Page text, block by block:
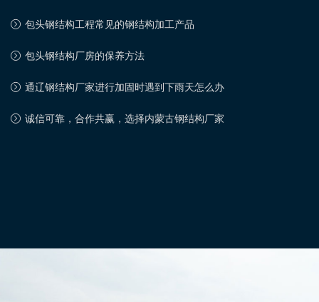
包头钢结构工程常见的钢结构加工产品
包头钢结构厂房的保养方法
通辽钢结构厂家进行加固时遇到下雨天怎么办
诚信可靠，合作共赢，选择内蒙古钢结构厂家